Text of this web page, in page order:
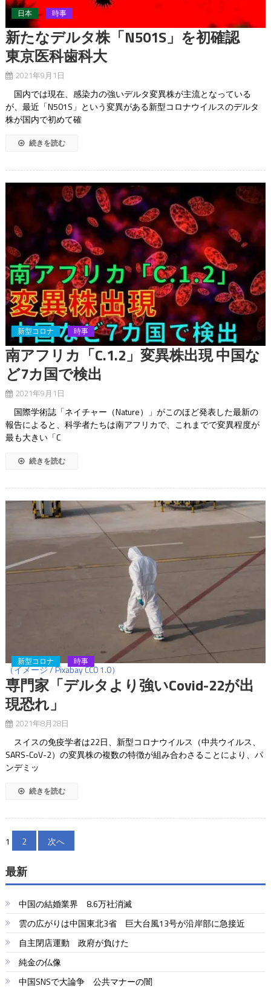
日本 時事
新たなデルタ株「N501S」を初確認
東京医科歯科大
2021年9月1日
国内では現在、感染力の強いデルタ変異株が主流となっている
が、最近「N501S」という変異がある新型コロナウイルスのデルタ
株が国内で初めて確
続きを読む
新型コロナ 時事
南アフリカ「C.1.2」変異株出現 中国な
ど7カ国で検出
2021年9月1日
国際学術誌「ネイチャー（Nature）」がこのほど発表した最新の
報告によると、科学者たちは南アフリカで、これまでで変異程度が
最も大きい「C
続きを読む
（イメージ / Pixabay CC0 1.0）
新型コロナ 時事
専門家「デルタより強いCovid-22が出
現恐れ」
2021年8月28日
スイスの免疫学者は22日、新型コロナウイルス（中共ウイルス、
SARS-CoV-2）の変異株の複数の特徴が組み合わさることにより、パ
ンデミッ
続きを読む
投
稿
の
ペ
ー
ジ
送
1 2 次へ
最新
中国の結婚業界 8.6万社消滅
雲の広がりは中国東北3省 巨大台風13号が沿岸部に急接近
自主閉店運動 政府が負けた
純金の仏像
中国SNSで大論争 公共マナーの闇